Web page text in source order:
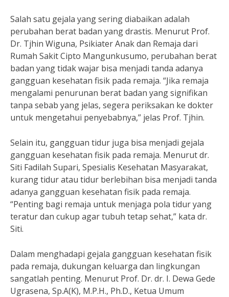
Salah satu gejala yang sering diabaikan adalah
perubahan berat badan yang drastis. Menurut Prof.
Dr. Tjhin Wiguna, Psikiater Anak dan Remaja dari
Rumah Sakit Cipto Mangunkusumo, perubahan berat
badan yang tidak wajar bisa menjadi tanda adanya
gangguan kesehatan fisik pada remaja. “Jika remaja
mengalami penurunan berat badan yang signifikan
tanpa sebab yang jelas, segera periksakan ke dokter
untuk mengetahui penyebabnya,” jelas Prof. Tjhin.
Selain itu, gangguan tidur juga bisa menjadi gejala
gangguan kesehatan fisik pada remaja. Menurut dr.
Siti Fadilah Supari, Spesialis Kesehatan Masyarakat,
kurang tidur atau tidur berlebihan bisa menjadi tanda
adanya gangguan kesehatan fisik pada remaja.
“Penting bagi remaja untuk menjaga pola tidur yang
teratur dan cukup agar tubuh tetap sehat,” kata dr.
Siti.
Dalam menghadapi gejala gangguan kesehatan fisik
pada remaja, dukungan keluarga dan lingkungan
sangatlah penting. Menurut Prof. Dr. dr. I. Dewa Gede
Ugrasena, Sp.A(K), M.P.H., Ph.D., Ketua Umum